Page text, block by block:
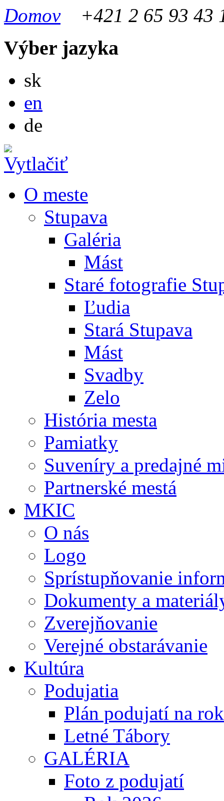
Domov +421 2 65 93 43
Výber jazyka
sk
en
de
O meste
Stupava
Galéria
Mást
Staré fotografie
Ľudia
Stará Stupava
Mást
Svadby
Zelo
História mesta
Pamiatky
Suveníry a predajné
Partnerské mestá
MKIC
O nás
Logo
Sprístupňovanie
Dokumenty a
Zverejňovanie
Verejné obstarávanie
Kultúra
Podujatia
Plán podujatí na
Letné Tábory
GALÉRIA
Foto z podujatí